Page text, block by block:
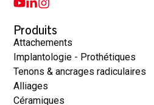
Produits
Attachements
Implantologie - Prothétiques
Tenons & ancrages radiculaires
Alliages
Céramiques